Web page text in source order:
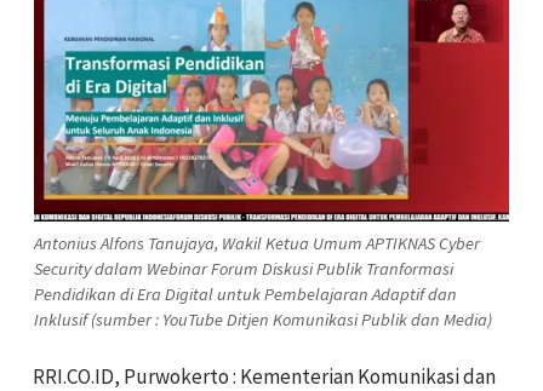
Antonius Alfons Tanujaya, Wakil Ketua Umum APTIKNAS Cyber
Security dalam Webinar Forum Diskusi Publik Tranformasi
Pendidikan di Era Digital untuk Pembelajaran Adaptif dan
Inklusif (sumber : YouTube Ditjen Komunikasi Publik dan Media)
RRI.CO.ID, Purwokerto : Kementerian Komunikasi dan